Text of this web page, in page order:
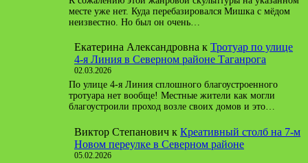
месте уже нет. Куда перебазировался Мишка с мёдом
неизвестно. Но был он очень…
Екатерина Александровна к Тротуар по улице
4-я Линия в Северном районе Таганрога
02.03.2026
По улице 4-я Линия сплошного благоустроенного
тротуара нет вообще! Местные жители как могли
благоустроили проход возле своих домов и это…
Виктор Степанович к Креативный столб на 7-м
Новом переулке в Северном районе
05.02.2026